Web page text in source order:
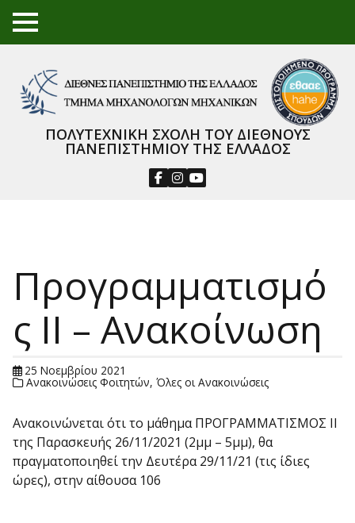
TO
GGL
NU
ΠΟΛΥΤΕΧΝΙΚΗ ΣΧΟΛΗ ΤΟΥ ΔΙΕΘΝΟΥΣ
ΠΑΝΕΠΙΣΤΗΜΙΟΥ ΤΗΣ ΕΛΛΑΔΟΣ
Προγραμματισμό
ς ΙΙ – Ανακοίνωση
25 Νοεμβρίου 2021
Ανακοινώσεις Φοιτητών,Όλες οι Ανακοινώσεις
Ανακοινώνεται ότι το μάθημα ΠΡΟΓΡΑΜΜΑΤΙΣΜΟΣ ΙΙ
της Παρασκευής 26/11/2021 (2μμ – 5μμ), θα
πραγματοποιηθεί την Δευτέρα 29/11/21 (τις ίδιες
ώρες), στην αίθουσα 106